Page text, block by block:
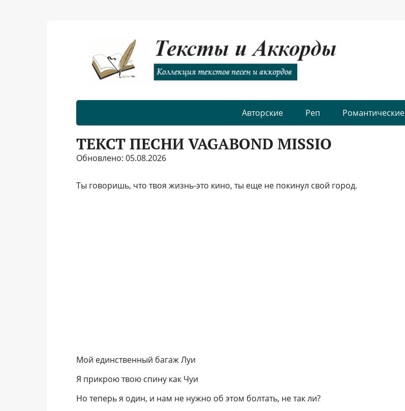
Авторские Реп Романтические
ТЕКСТ ПЕСНИ VAGABOND MISSIO
Обновлено: 05.08.2026
Ты говоришь, что твоя жизнь-это кино, ты еще не покинул свой город.
Мой единственный багаж Луи
Я прикрою твою спину как Чуи
Но теперь я один, и нам не нужно об этом болтать, не так ли?